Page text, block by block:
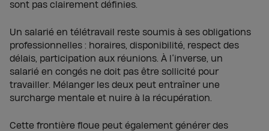
sont pas clairement définies.
Un salarié en télétravail reste soumis à ses obligations
professionnelles : horaires, disponibilité, respect des
délais, participation aux réunions. À l’inverse, un
salarié en congés ne doit pas être sollicité pour
travailler. Mélanger les deux peut entraîner une
surcharge mentale et nuire à la récupération.
Cette frontière floue peut également générer des